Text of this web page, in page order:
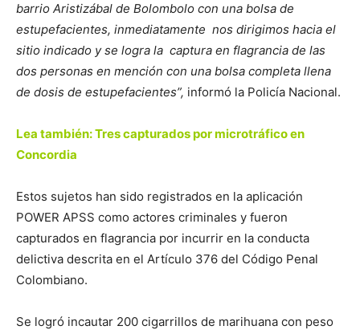
barrio Aristizábal de Bolombolo con una bolsa de
estupefacientes, inmediatamente nos dirigimos hacia el
sitio indicado y se logra la captura en flagrancia de las
dos personas en mención con una bolsa completa llena
de dosis de estupefacientes”, informó la Policía Nacional.
Lea también: Tres capturados por microtráfico en
Concordia
Estos sujetos han sido registrados en la aplicación
POWER APSS como actores criminales y fueron
capturados en flagrancia por incurrir en la conducta
delictiva descrita en el Artículo 376 del Código Penal
Colombiano.
Se logró incautar 200 cigarrillos de marihuana con peso